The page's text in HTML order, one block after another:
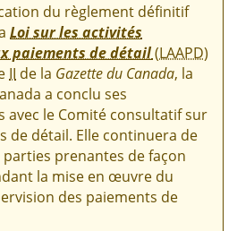
du règlement définitif
Loi sur les activités
paiements de détail(LAAPD)
II de la Gazette du Canada, la
a conclu ses
avec le Comité consultatif sur
de détail. Elle continuera de
prenantes de façon
la mise en œuvre du
des paiements de